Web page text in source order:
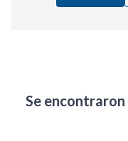
Se encontraron